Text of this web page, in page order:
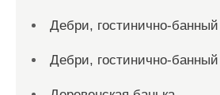
Дебри, гостинично-банный
Дебри, гостинично-банный